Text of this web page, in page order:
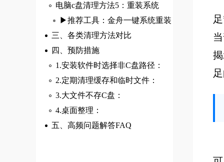
‌电脑c盘清理方法5：重装系统‌
▶推荐工具：金舟一键系统重装
三、各类清理方法对比
四、预防措施
1.安装软件时选择非C盘路径：
2.定期清理缓存和临时文件：
3.大文件不存C盘：
4.桌面整理：
五、高频问题解答FAQ